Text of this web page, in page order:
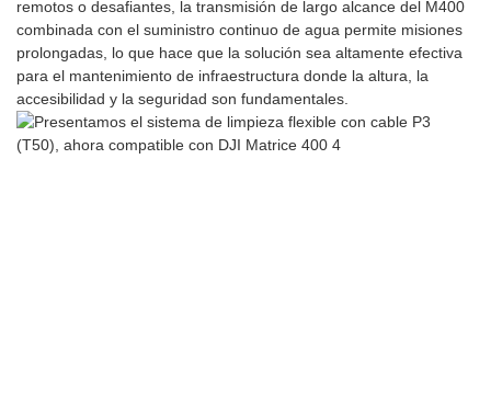
remotos o desafiantes, la transmisión de largo alcance del M400
combinada con el suministro continuo de agua permite misiones
prolongadas, lo que hace que la solución sea altamente efectiva
para el mantenimiento de infraestructura donde la altura, la
accesibilidad y la seguridad son fundamentales.